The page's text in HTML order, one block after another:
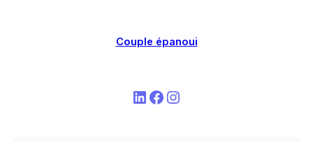
Couple épanoui
LinkedIn Facebook Instagram